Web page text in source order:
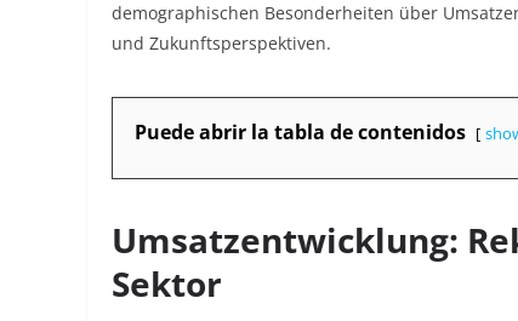
demographischen Besonderheiten über
und Zukunftsperspektiven.
Puede abrir la tabla de contenidos
Umsatzentwicklung:
Sektor